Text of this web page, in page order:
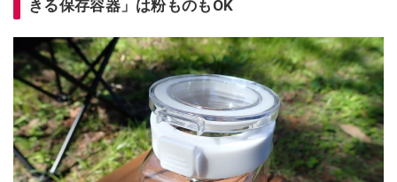
きる保存容器」は粉ものもOK